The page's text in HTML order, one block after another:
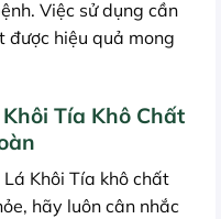
Việc sử dụng cần
hiệu quả mong
Tía Khô Chất
Khôi Tía khô chất
hãy luôn cân nhắc